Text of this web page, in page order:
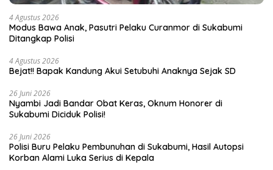
4 Agustus 2026
Modus Bawa Anak, Pasutri Pelaku Curanmor di Sukabumi
Ditangkap Polisi
4 Agustus 2026
Bejat!! Bapak Kandung Akui Setubuhi Anaknya Sejak SD
26 Juni 2026
Nyambi Jadi Bandar Obat Keras, Oknum Honorer di
Sukabumi Diciduk Polisi!
26 Juni 2026
Polisi Buru Pelaku Pembunuhan di Sukabumi, Hasil Autopsi
Korban Alami Luka Serius di Kepala